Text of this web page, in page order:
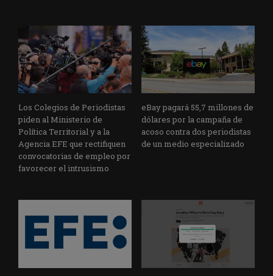
Los Colegios de Periodistas
piden al Ministerio de
Política Territorial y a la
Agencia EFE que rectifiquen
convocatorias de empleo por
favorecer el intrusismo
eBay pagará 55,7 millones de
dólares por la campaña de
acoso contra dos periodistas
de un medio especializado